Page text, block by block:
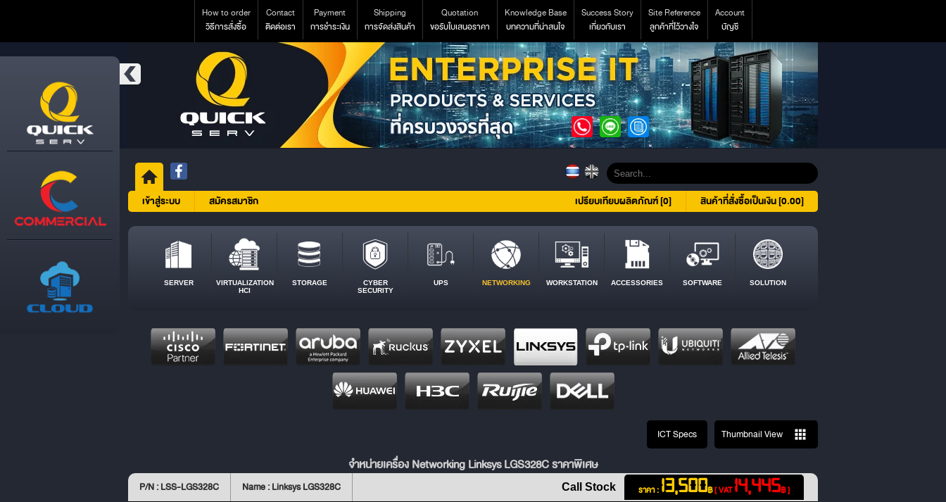
How to order
วิธีการสั่งซื้อ
Contact
ติดต่อเรา
Payment
การชำระเงิน
Shipping
การจัดส่งสินค้า
Quotation
ขอรับใบเสนอราคา
Knowledge Base
บทความที่น่าสนใจ
Success Story
เกี่ยวกับเรา
Site Reference
ลูกค้าที่ไว้วางใจ
Account
บัญชี
เข้าสู่ระบบ สมัครสมาชิก สินค้าที่สั่งซื้อเป็นเงิน [0.00]
เปรียบเทียบผลิตภัณฑ์ [0]
SERVER
VIRTUALIZATION
HCI
STORAGE
CYBER
SECURITY
UPS NETWORKING WORKSTATION ACCESSORIES SOFTWARE SOLUTION
ICT Specs Thumbnail View
จำหน่ายเครื่อง Networking Linksys LGS328C ราคาพิเศษ
P/N : LSS-LGS328C Name : Linksys LGS328C ราคา : 13,500฿[ VAT14,445฿ ]
Call Stock